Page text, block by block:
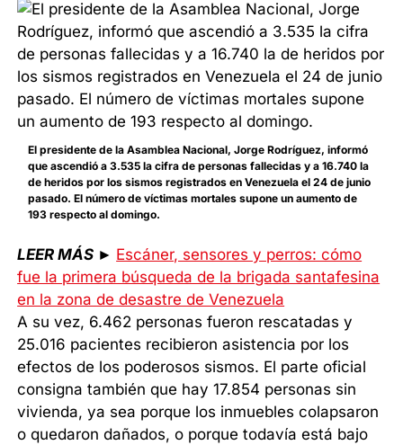
El presidente de la Asamblea Nacional, Jorge Rodríguez, informó
que ascendió a 3.535 la cifra de personas fallecidas y a 16.740 la
de heridos por los sismos registrados en Venezuela el 24 de junio
pasado. El número de víctimas mortales supone un aumento de
193 respecto al domingo.
LEER MÁS ► Escáner, sensores y perros: cómo
fue la primera búsqueda de la brigada santafesina
en la zona de desastre de Venezuela
A su vez, 6.462 personas fueron rescatadas y
25.016 pacientes recibieron asistencia por los
efectos de los poderosos sismos. El parte oficial
consigna también que hay 17.854 personas sin
vivienda, ya sea porque los inmuebles colapsaron
o quedaron dañados, o porque todavía está bajo